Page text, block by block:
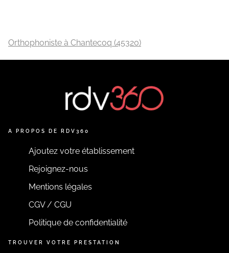
Orthophoniste à Chantecoq (45320)
A PROPOS DE RDV360
Ajoutez votre établissement
Rejoignez-nous
Mentions légales
CGV / CGU
Politique de confidentialité
TROUVER VOTRE PRESTATION